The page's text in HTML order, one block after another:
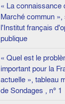
« La connaissance
Marché commun
l'Institut français
publique
« Quel est le
important pour la
actuelle », tableau
de Sondages , n° 1